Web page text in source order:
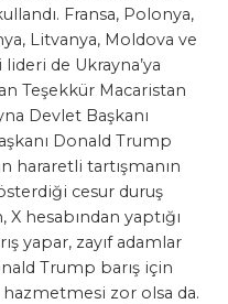
Fransa, Polonya,
Litvanya, Moldova ve
de Ukrayna’ya
Teşekkür Macaristan
Devlet Başkanı
Donald Trump
hararetli tartışmanın
cesur duruş
hesabından yaptığı
yapar, zayıf adamlar
Trump barış için
zor olsa da.